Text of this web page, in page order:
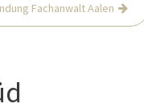
Fachanwalt Aalen